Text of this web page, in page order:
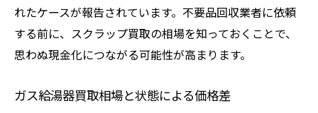
れたケースが報告されています。不要品回収業者に依頼
する前に、スクラップ買取の相場を知っておくことで、
思わぬ現金化につながる可能性が高まります。
ガス給湯器買取相場と状態による価格差